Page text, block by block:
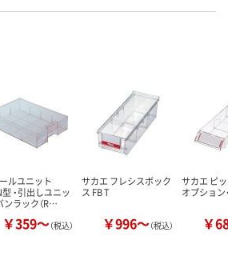
ルユニット
・引出しユニッ
ンラック（R…
￥359～（税込）
サカエ フレシスボック
ス FB T
￥996～（税込）
サカエ ピ
オプション
￥